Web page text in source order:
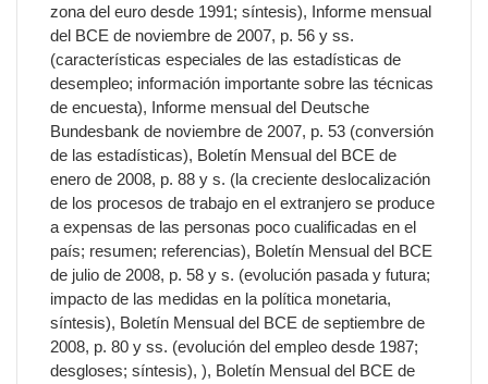
zona del euro desde 1991; síntesis), Informe mensual
del BCE de noviembre de 2007, p. 56 y ss.
(características especiales de las estadísticas de
desempleo; información importante sobre las técnicas
de encuesta), Informe mensual del Deutsche
Bundesbank de noviembre de 2007, p. 53 (conversión
de las estadísticas), Boletín Mensual del BCE de
enero de 2008, p. 88 y s. (la creciente deslocalización
de los procesos de trabajo en el extranjero se produce
a expensas de las personas poco cualificadas en el
país; resumen; referencias), Boletín Mensual del BCE
de julio de 2008, p. 58 y s. (evolución pasada y futura;
impacto de las medidas en la política monetaria,
síntesis), Boletín Mensual del BCE de septiembre de
2008, p. 80 y ss. (evolución del empleo desde 1987;
desgloses; síntesis), ), Boletín Mensual del BCE de